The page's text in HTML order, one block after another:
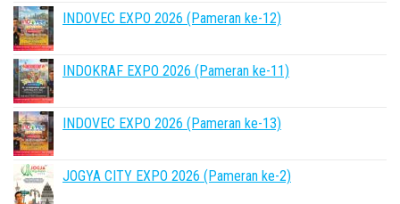
INDOVEC EXPO 2026 (Pameran ke-12)
INDOKRAF EXPO 2026 (Pameran ke-11)
INDOVEC EXPO 2026 (Pameran ke-13)
JOGYA CITY EXPO 2026 (Pameran ke-2)